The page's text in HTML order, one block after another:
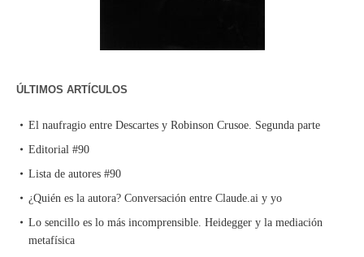
ÚLTIMOS ARTÍCULOS
El naufragio entre Descartes y Robinson Crusoe. Segunda parte
Editorial #90
Lista de autores #90
¿Quién es la autora? Conversación entre Claude.ai y yo
Lo sencillo es lo más incomprensible. Heidegger y la mediación
metafísica